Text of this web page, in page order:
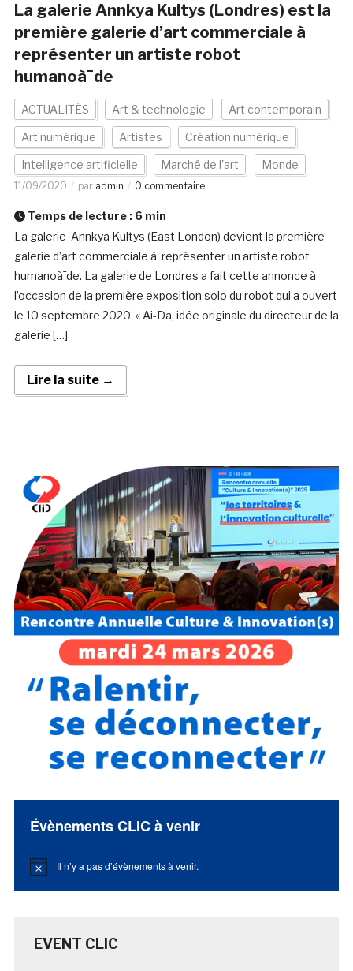
La galerie Annkya Kultys (Londres) est la
première galerie d’art commerciale à
représenter un artiste robot
humanoà¯de
ACTUALITÉS Art & technologie Art contemporain
Art numérique Artistes Création numérique
Intelligence artificielle Marché de l'art Monde
11/09/2020 par admin 0 commentaire
Temps de lecture : 6 min
La galerie Annkya Kultys (East London) devient la première
galerie d’art commerciale à représenter un artiste robot
humanoà¯de. La galerie de Londres a fait cette annonce à
l’occasion de la première exposition solo du robot qui a ouvert
le 10 septembre 2020. « Ai-Da, idée originale du directeur de la
galerie […]
Lire la suite →
Évènements CLIC à venir
Notice Il n’y a pas d’évènements à venir.
EVENT CLIC